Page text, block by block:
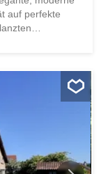
auf perfekte
beim
der
spenden.
Kamin mit
in den
und